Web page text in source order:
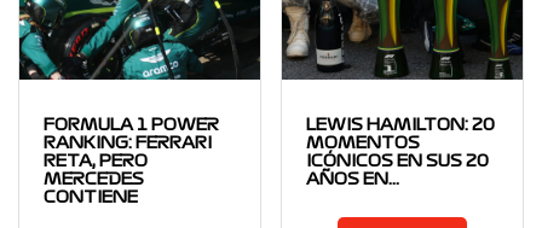
FORMULA 1 POWER
RANKING: FERRARI
RETA, PERO
MERCEDES
CONTIENE
LEWIS HAMILTON: 20
MOMENTOS
ICÓNICOS EN SUS 20
AÑOS EN…